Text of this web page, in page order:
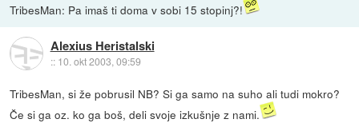
TribesMan: Pa imaš ti doma v sobi 15 stopinj?!
Alexius Heristalski
:: 10. okt 2003, 09:59
TribesMan, si že pobrusil NB? Si ga samo na suho ali tudi mokro?
Če si ga oz. ko ga boš, deli svoje izkušnje z nami.